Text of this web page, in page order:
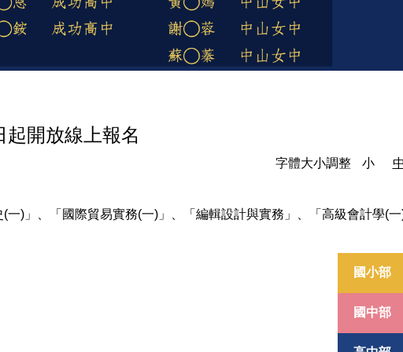
國小部
國中部
開放線上報名
字體大小調整 小
)」、「國際貿易實務(一)」、「編輯設計與實務」、「高級會計學(